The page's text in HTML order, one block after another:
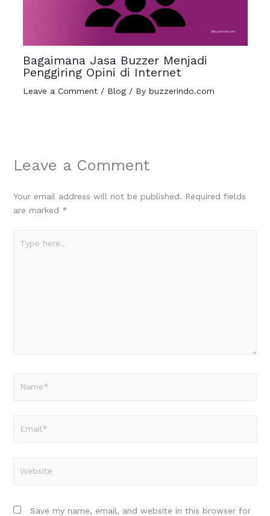
Bagaimana Jasa Buzzer Menjadi
Penggiring Opini di Internet
Leave a Comment / Blog/ By buzzerindo.com
Leave a Comment
Your email address will not be published. Required fields
are marked *
here..
Save my name, email, and website in this browser for